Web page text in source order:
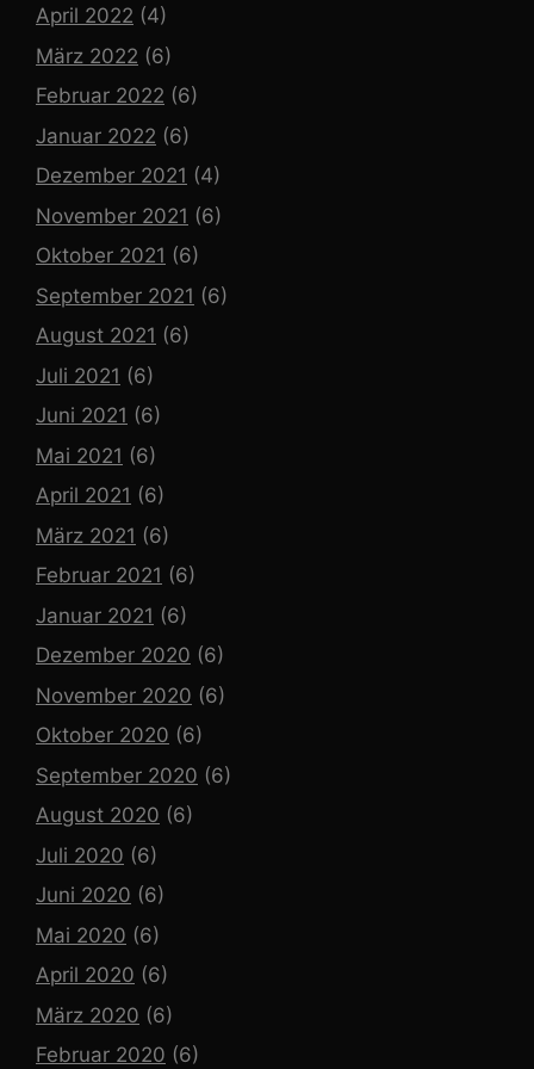
April 2022 (4)
März 2022 (6)
Februar 2022 (6)
Januar 2022 (6)
Dezember 2021 (4)
November 2021 (6)
Oktober 2021 (6)
September 2021 (6)
August 2021 (6)
Juli 2021 (6)
Juni 2021 (6)
Mai 2021 (6)
April 2021 (6)
März 2021 (6)
Februar 2021 (6)
Januar 2021 (6)
Dezember 2020 (6)
November 2020 (6)
Oktober 2020 (6)
September 2020 (6)
August 2020 (6)
Juli 2020 (6)
Juni 2020 (6)
Mai 2020 (6)
April 2020 (6)
März 2020 (6)
Februar 2020 (6)